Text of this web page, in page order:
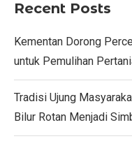
Recent Posts
Kementan Dorong
untuk Pemulihan
Tradisi Ujung
Bilur Rotan Menjadi